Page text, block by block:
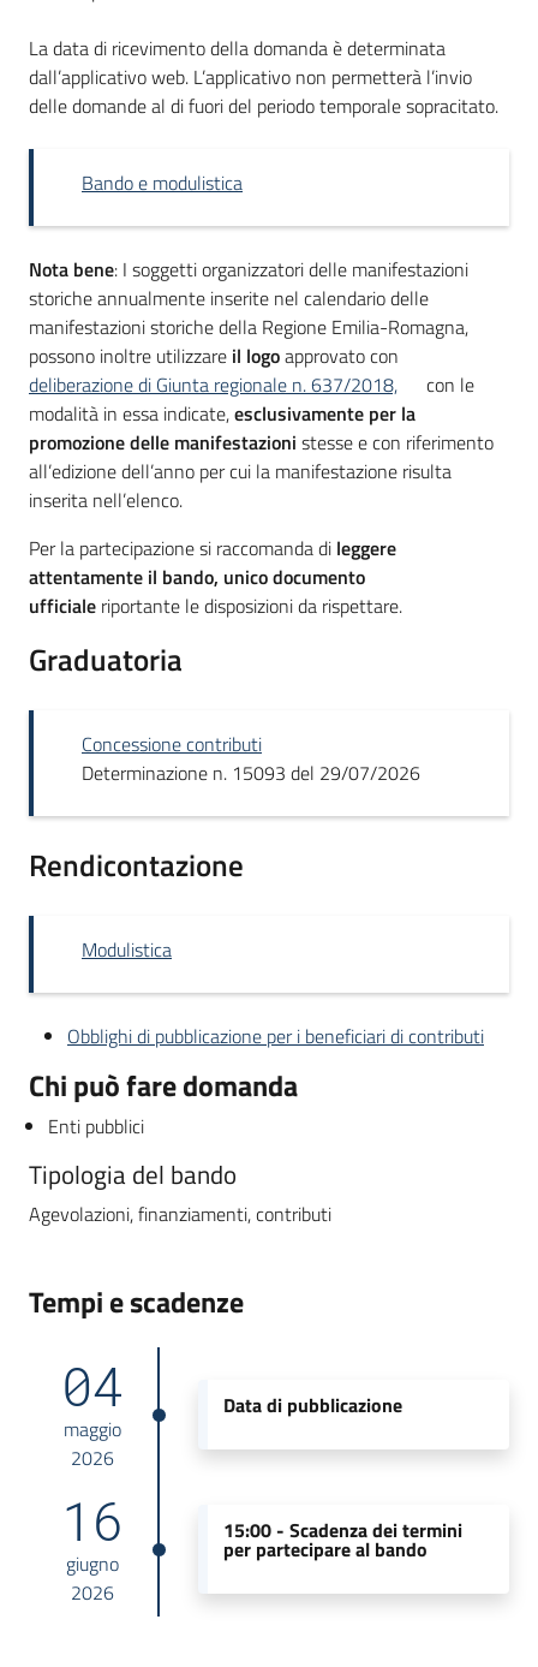
La data di ricevimento della domanda è determinata
dall’applicativo web. L’applicativo non permetterà l’invio
delle domande al di fuori del periodo temporale sopracitato.
Bando e modulistica
Nota bene: I soggetti organizzatori delle manifestazioni
storiche annualmente inserite nel calendario delle
manifestazioni storiche della Regione Emilia-Romagna,
possono inoltre utilizzare il logoapprovato con
deliberazione di Giunta regionale n. 637/2018,
con le
modalità in essa indicate,esclusivamente per la
promozione delle manifestazioni stesse e con riferimento
all’edizione dell’anno per cui la manifestazione risulta
inserita nell’elenco.
Per la partecipazione si raccomanda di leggere
attentamente il bando, unico documento
ufficiale riportante le disposizioni da rispettare.
Graduatoria
Concessione contributi
Determinazione n. 15093 del 29/07/2026
Rendicontazione
Modulistica
Obblighi di pubblicazione per i beneficiari di contributi
Chi può fare domanda
Enti pubblici
Tipologia del bando
Agevolazioni, finanziamenti, contributi
Tempi e scadenze
04
maggio
2026
Data di pubblicazione
16
giugno
2026
15:00 - Scadenza dei termini
per partecipare al bando